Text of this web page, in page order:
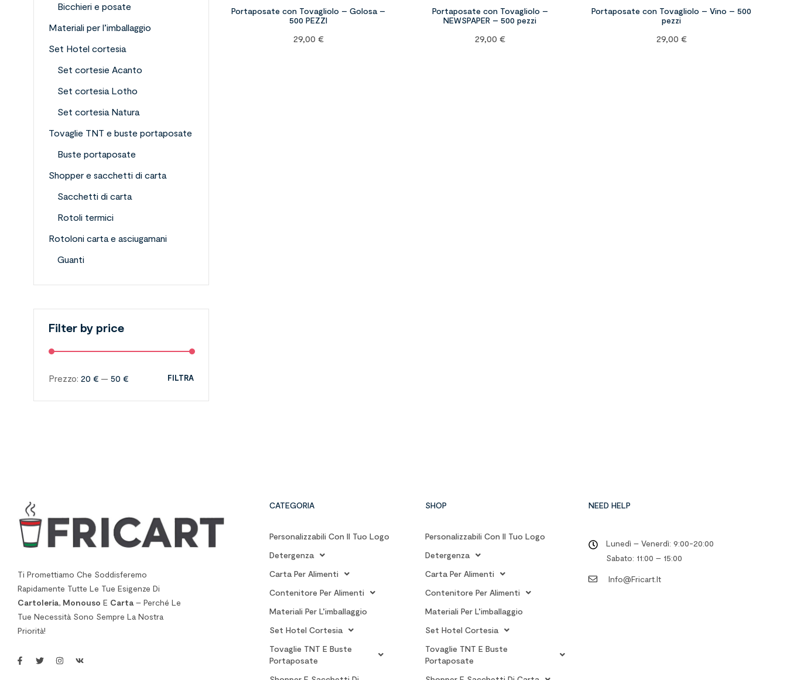
Portaposate con Tovagliolo – Golosa –
500 PEZZI
29,00 €
Portaposate con Tovagliolo –
NEWSPAPER – 500 pezzi
29,00 €
Portaposate con Tovagliolo – Vino – 500
pezzi
29,00 €
Bicchieri e posate
Materiali per l’imballaggio
Set Hotel cortesia
Set cortesie Acanto
Set cortesia Lotho
Set cortesia Natura
Tovaglie TNT e buste portaposate
Buste portaposate
Shopper e sacchetti di carta
Sacchetti di carta
Rotoli termici
Rotoloni carta e asciugamani
Guanti
Filter by price
FILTRA
Prezzo: 20 € — 50 €
Ti Promettiamo Che Soddisferemo
Rapidamente Tutte Le Tue Esigenze Di
Cartoleria, Monouso E Carta – Perché Le
Tue Necessità Sono Sempre La Nostra
Priorità!
CATEGORIA
Personalizzabili Con Il Tuo Logo
Detergenza
Carta Per Alimenti
Contenitore Per Alimenti
Materiali Per L’imballaggio
Set Hotel Cortesia
Tovaglie TNT E Buste
Portaposate
SHOP
Personalizzabili Con Il Tuo Logo
Detergenza
Carta Per Alimenti
Contenitore Per Alimenti
Materiali Per L’imballaggio
Set Hotel Cortesia
Tovaglie TNT E Buste
Portaposate
NEED HELP
Lunedì – Venerdì: 9:00-20:00
Sabato: 11:00 – 15:00
Info@fricart.it